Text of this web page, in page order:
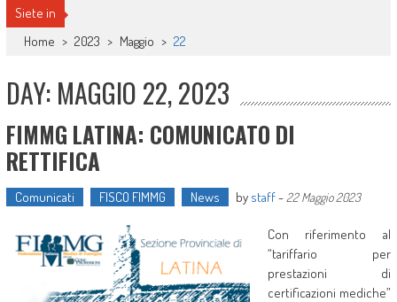
Siete in
Home > 2023 > Maggio > 22
DAY: MAGGIO 22, 2023
FIMMG LATINA: COMUNICATO DI
RETTIFICA
Comunicati FISCO FIMMG News by staff- 22 Maggio 2023
Con riferimento al
“tariffario per
prestazioni di
certificazioni mediche”